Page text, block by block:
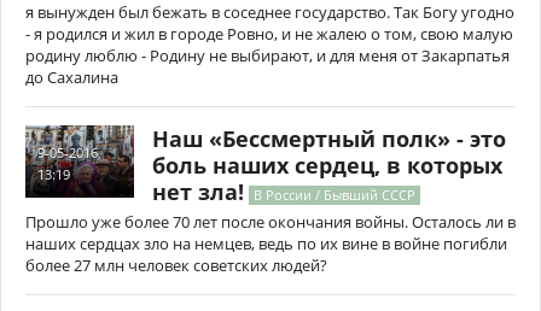
я вынужден был бежать в соседнее государство. Так Богу угодно
- я родился и жил в городе Ровно, и не жалею о том, свою малую
родину люблю - Родину не выбирают, и для меня от Закарпатья
до Сахалина
9-05-2016,
13:19
Наш «Бессмертный полк» - это
боль наших сердец, в которых
нет зла!
В России / Бывший СССР
Прошло уже более 70 лет после окончания войны. Осталось ли в
наших сердцах зло на немцев, ведь по их вине в войне погибли
более 27 млн человек советских людей?